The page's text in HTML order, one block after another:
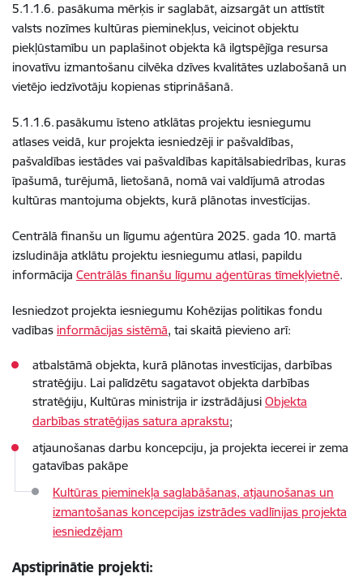
5.1.1.6. pasākuma mērķis ir saglabāt, aizsargāt un attīstīt
valsts nozīmes kultūras pieminekļus, veicinot objektu
piekļūstamību un paplašinot objekta kā ilgtspējīga resursa
inovatīvu izmantošanu cilvēka dzīves kvalitātes uzlabošanā un
vietējo iedzīvotāju kopienas stiprināšanā.
5.1.1.6. pasākumu īsteno atklātas projektu iesniegumu
atlases veidā, kur projekta iesniedzēji ir pašvaldības,
pašvaldības iestādes vai pašvaldības kapitālsabiedrības, kuras
īpašumā, turējumā, lietošanā, nomā vai valdījumā atrodas
kultūras mantojuma objekts, kurā plānotas investīcijas.
Centrālā finanšu un līgumu aģentūra 2025. gada 10. martā
izsludināja atklātu projektu iesniegumu atlasi, papildu
informācija Centrālās finanšu līgumu aģentūras tīmekļvietnē.
Iesniedzot projekta iesniegumu Kohēzijas politikas fondu
vadības informācijas sistēmā, tai skaitā pievieno arī:
atbalstāmā objekta, kurā plānotas investīcijas, darbības
stratēģiju. Lai palīdzētu sagatavot objekta darbības
stratēģiju, Kultūras ministrija ir izstrādājusi Objekta
darbības stratēģijas satura aprakstu;
atjaunošanas darbu koncepciju, ja projekta iecerei ir zema
gatavības pakāpe
Kultūras pieminekļa saglabāšanas, atjaunošanas un
izmantošanas koncepcijas izstrādes vadlīnijas projekta
iesniedzējam
Apstiprinātie projekti: